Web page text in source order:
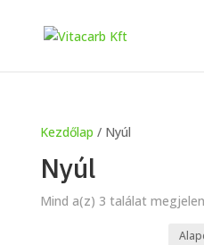
Kezdőlap / Nyúl
Nyúl
Mind a(z) 3 találat